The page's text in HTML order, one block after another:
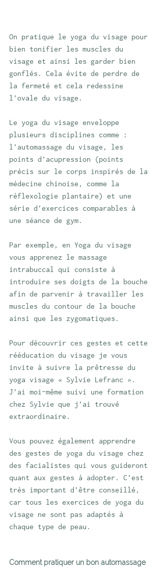
On pratique le yoga du visage pour
bien tonifier les muscles du
visage et ainsi les garder bien
gonflés. Cela évite de perdre de
la fermeté et cela redessine
l’ovale du visage.
Le yoga du visage enveloppe
plusieurs disciplines comme :
l’automassage du visage, les
points d’acupression (points
précis sur le corps inspirés de la
médecine chinoise, comme la
réflexologie plantaire) et une
série d’exercices comparables à
une séance de gym.
Par exemple, en Yoga du visage
vous apprenez le massage
intrabuccal qui consiste à
introduire ses doigts de la bouche
afin de parvenir à travailler les
muscles du contour de la bouche
ainsi que les zygomatiques.
Pour découvrir ces gestes et cette
rééducation du visage je vous
invite à suivre la prêtresse du
yoga visage « Sylvie Lefranc ».
J’ai moi-même suivi une formation
chez Sylvie que j’ai trouvé
extraordinaire.
Vous pouvez également apprendre
des gestes de yoga du visage chez
des facialistes qui vous guideront
quant aux gestes à adopter. C’est
très important d’être conseillé,
car tous les exercices de yoga du
visage ne sont pas adaptés à
chaque type de peau.
Comment pratiquer un bon automassage